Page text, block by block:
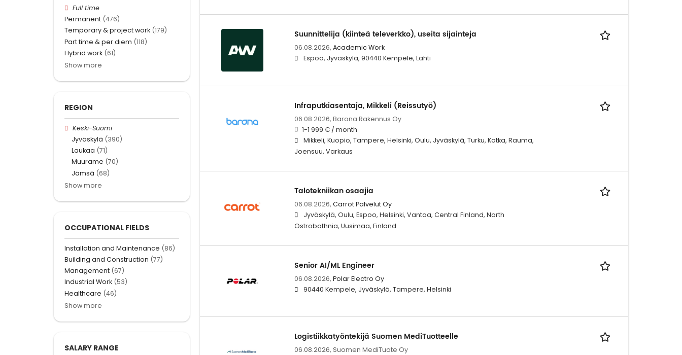
Suunnittelija (kiinteä televerkko), useita sijainteja
06.08.2026, Academic Work
Espoo, Jyväskylä, 90440 Kempele, Lahti
Infraputkiasentaja, Mikkeli (Reissutyö)
06.08.2026, Barona Rakennus Oy
1-1 999 € / month
Mikkeli, Kuopio, Tampere, Helsinki, Oulu, Jyväskylä, Turku, Kotka, Rauma,
Joensuu, Varkaus
Talotekniikan osaajia
06.08.2026, Carrot Palvelut Oy
Jyväskylä, Oulu, Espoo, Helsinki, Vantaa, Central Finland, North
Ostrobothnia, Uusimaa, Finland
Senior AI/ML Engineer
06.08.2026, Polar Electro Oy
90440 Kempele, Jyväskylä, Tampere, Helsinki
Logistiikkatyöntekijä Suomen MediTuotteelle
06.08.2026, Suomen MediTuote Oy
Full time
Permanent (476)
Temporary & project work (179)
Part time & per diem (118)
Hybrid work (61)
Show more
REGION
Keski-Suomi
Jyväskylä (390)
Laukaa (71)
Muurame (70)
Jämsä (68)
Show more
OCCUPATIONAL FIELDS
Installation and Maintenance (86)
Building and Construction (77)
Management (67)
Industrial Work (53)
Healthcare (46)
Show more
SALARY RANGE